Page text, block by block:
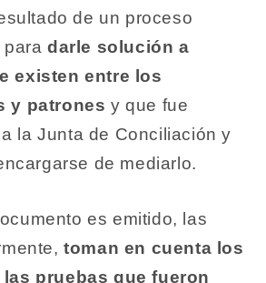
de un proceso
paradarle solución a
existen entre los
y patrones y que fue
la Junta de Conciliación y
de mediarlo.
es emitido, las
toman en cuenta los
pruebas que fueron